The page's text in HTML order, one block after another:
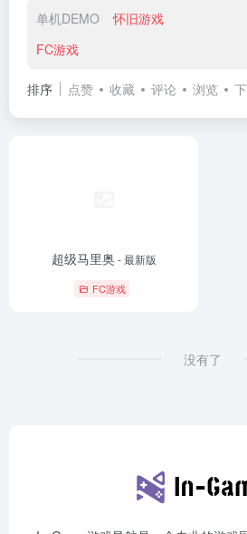
单机DEMO
怀旧游戏
FC游戏
排序 点赞 收藏 评论 浏览
超级马里奥- 最新版
FC游戏
没有了